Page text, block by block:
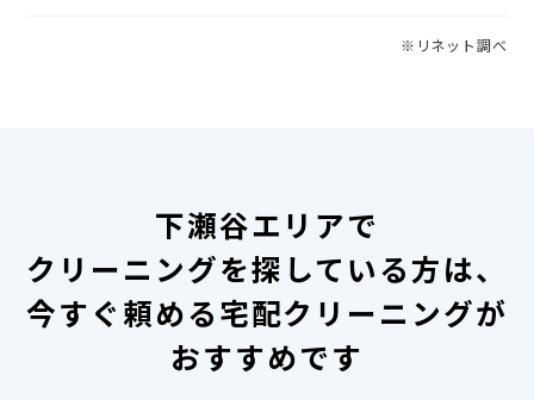
※リネット調べ
下瀬谷エリアで
クリーニングを探している方は、
今すぐ頼める宅配クリーニングが
おすすめです